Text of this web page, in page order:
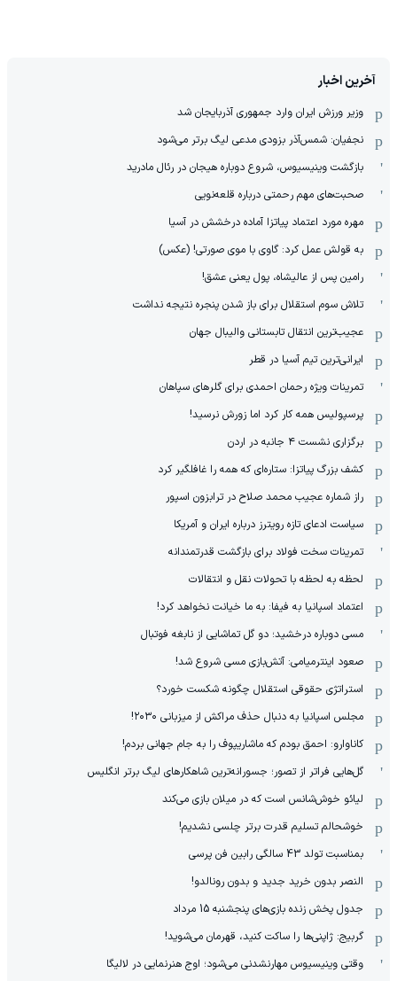
آخرین اخبار
وزیر ورزش ایران وارد جمهوری آذربایجان شد
نجفیان: شمس‌آذر بزودی مدعی لیگ برتر می‌شود
بازگشت وینیسیوس، شروع دوباره هیجان در رئال مادرید
صحبت‌های مهم رحمتی درباره قلعه‌نویی
مهره مورد اعتماد پیاتزا آماده درخشش در آسیا
به قولش عمل کرد: گاوی با موی صورتی! (عکس)
رامین پس از عالیشاه، پول یعنی عشق!
تلاش سوم استقلال برای باز شدن پنجره نتیجه نداشت
عجیب‌ترین انتقال تابستانی والیبال جهان
ایرانی‌ترین تیم آسیا در قطر
تمرینات ویژه رحمان احمدی برای گلرهای سپاهان
پرسپولیس همه کار کرد اما زورش نرسید!
برگزاری نشست ۴ جانبه در اردن
کشف بزرگ پیاتزا: ستاره‌ای که همه را غافلگیر کرد
راز شماره عجیب محمد صلاح در ترابزون اسپور
سیاست ادعای تازه رویترز درباره ایران و آمریکا
تمرینات سخت فولاد برای بازگشت قدرتمندانه
لحظه به لحظه با تحولات نقل و انتقالات
اعتماد اسپانیا به فیفا: به ما خیانت نخواهد کرد!
مسی دوباره درخشید؛ دو گل تماشایی از نابغه فوتبال
صعود اینترمیامی: آتش‌بازی مسی شروع شد!
استراتژی حقوقی استقلال چگونه شکست خورد؟
مجلس اسپانیا به دنبال حذف مراکش از میزبانی ۲۰۳۰!
کاناوارو: احمق بودم که ماشاریپوف را به جام جهانی بردم!
گل‌هایی فراتر از تصور؛ جسورانه‌ترین شاهکارهای لیگ برتر انگلیس
لیائو خوش‌شانس است که در میلان بازی می‌کند
خوشحالم تسلیم قدرت برتر چلسی نشدیم!
بمناسبت تولد 43 سالگی رابین فن پرسی
النصر بدون خرید جدید و بدون رونالدو!
جدول پخش زنده بازی‌های پنجشنبه 15 مرداد
گربیج: ژاپنی‌ها را ساکت کنید، قهرمان می‌شوید!
وقتی وینیسیوس مهارنشدنی می‌شود؛ اوج هنرنمایی در لالیگا